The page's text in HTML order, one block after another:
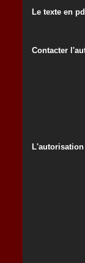
Le texte en
Contacter
L'autorisation